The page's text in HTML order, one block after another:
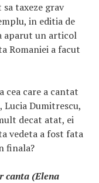
taxeze grav
in editia de
aparut un articol
Romaniei a facut
care a cantat
Lucia Dumitrescu,
decat atat, ei
vedeta a fost fata
finala?
canta (Elena